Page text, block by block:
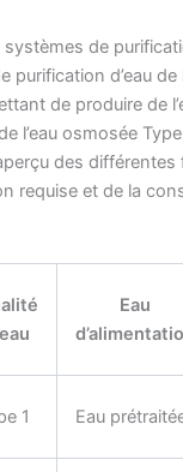
systèmes de
purification d’eau
de produire de
l’eau osmosée
des différentes
requise et de la
Eau
1 Eau